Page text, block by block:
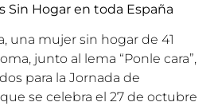
Sin Hogar en toda España
una mujer sin hogar de 41
junto al lema “Ponle cara”,
para la Jornada de
se celebra el 27 de octubre